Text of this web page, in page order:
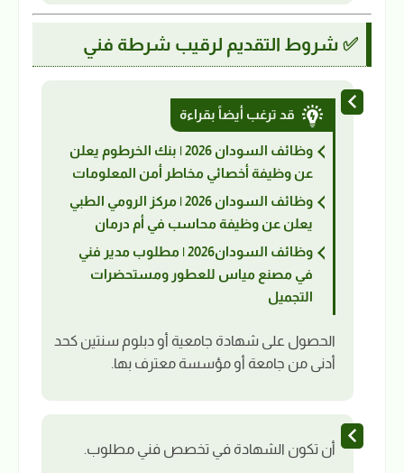
✅ شروط التقديم لرقيب شرطة فني
قد ترغب أيضاً بقراءة
وظائف السودان 2026 | بنك الخرطوم يعلن
عن وظيفة أخصائي مخاطر أمن المعلومات
وظائف السودان 2026 | مركز الرومي الطبي
يعلن عن وظيفة محاسب في أم درمان
وظائف السودان2026 | مطلوب مدير فني
في مصنع مياس للعطور ومستحضرات
التجميل
الحصول على شهادة جامعية أو دبلوم سنتين كحد
أدنى من جامعة أو مؤسسة معترف بها.
أن تكون الشهادة في تخصص فني مطلوب.